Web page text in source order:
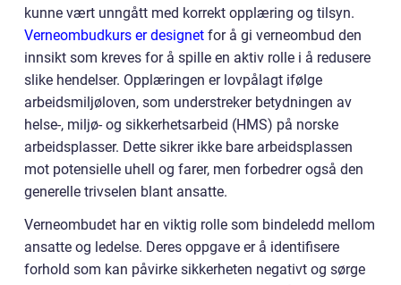
kunne vært unngått med korrekt opplæring og tilsyn.
Verneombudkurs er designet for å gi verneombud den
innsikt som kreves for å spille en aktiv rolle i å redusere
slike hendelser. Opplæringen er lovpålagt ifølge
arbeidsmiljøloven, som understreker betydningen av
helse-, miljø- og sikkerhetsarbeid (HMS) på norske
arbeidsplasser. Dette sikrer ikke bare arbeidsplassen
mot potensielle uhell og farer, men forbedrer også den
generelle trivselen blant ansatte.
Verneombudet har en viktig rolle som bindeledd mellom
ansatte og ledelse. Deres oppgave er å identifisere
forhold som kan påvirke sikkerheten negativt og sørge